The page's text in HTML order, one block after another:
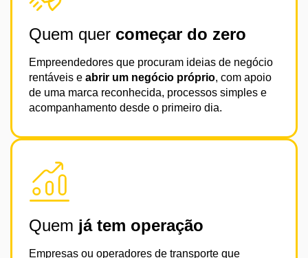
Quem quer começar do zero
Empreendedores que procuram ideias de negócio
rentáveis e abrir um negócio próprio, com apoio
de uma marca reconhecida, processos simples e
acompanhamento desde o primeiro dia.
Quem já tem operação
Empresas ou operadores de transporte que